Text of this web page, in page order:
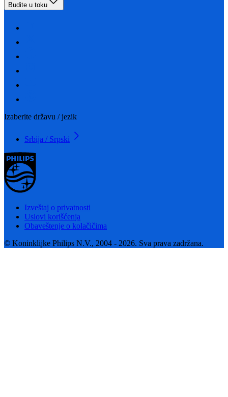
Budite u toku
Izaberite državu / jezik
Srbija / Srpski
Izveštaj o privatnosti
Uslovi korišćenja
Obaveštenje o kolačičima
© Koninklijke Philips N.V., 2004 - 2026. Sva prava zadržana.